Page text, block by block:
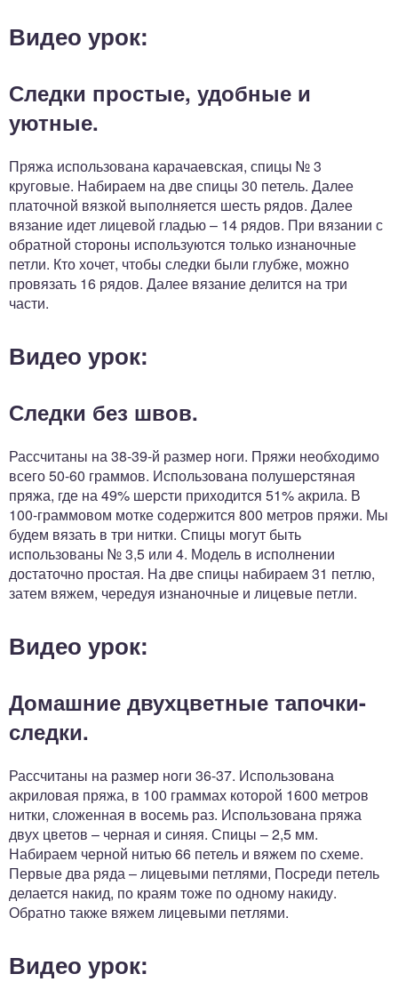
Видео урок:
Следки простые, удобные и
уютные.
Пряжа использована карачаевская, спицы № 3
круговые. Набираем на две спицы 30 петель. Далее
платочной вязкой выполняется шесть рядов. Далее
вязание идет лицевой гладью – 14 рядов. При вязании с
обратной стороны используются только изнаночные
петли. Кто хочет, чтобы следки были глубже, можно
провязать 16 рядов. Далее вязание делится на три
части.
Видео урок:
Следки без швов.
Рассчитаны на 38-39-й размер ноги. Пряжи необходимо
всего 50-60 граммов. Использована полушерстяная
пряжа, где на 49% шерсти приходится 51% акрила. В
100-граммовом мотке содержится 800 метров пряжи. Мы
будем вязать в три нитки. Спицы могут быть
использованы № 3,5 или 4. Модель в исполнении
достаточно простая. На две спицы набираем 31 петлю,
затем вяжем, чередуя изнаночные и лицевые петли.
Видео урок:
Домашние двухцветные тапочки-
следки.
Рассчитаны на размер ноги 36-37. Использована
акриловая пряжа, в 100 граммах которой 1600 метров
нитки, сложенная в восемь раз. Использована пряжа
двух цветов – черная и синяя. Спицы – 2,5 мм.
Набираем черной нитью 66 петель и вяжем по схеме.
Первые два ряда – лицевыми петлями, Посреди петель
делается накид, по краям тоже по одному накиду.
Обратно также вяжем лицевыми петлями.
Видео урок: